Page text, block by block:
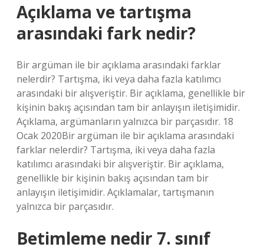
Açıklama ve tartışma
arasındaki fark nedir?
Bir argüman ile bir açıklama arasındaki farklar
nelerdir? Tartışma, iki veya daha fazla katılımcı
arasındaki bir alışveriştir. Bir açıklama, genellikle bir
kişinin bakış açısından tam bir anlayışın iletişimidir.
Açıklama, argümanların yalnızca bir parçasıdır. 18
Ocak 2020Bir argüman ile bir açıklama arasındaki
farklar nelerdir? Tartışma, iki veya daha fazla
katılımcı arasındaki bir alışveriştir. Bir açıklama,
genellikle bir kişinin bakış açısından tam bir
anlayışın iletişimidir. Açıklamalar, tartışmanın
yalnızca bir parçasıdır.
Betimleme nedir 7. sınıf